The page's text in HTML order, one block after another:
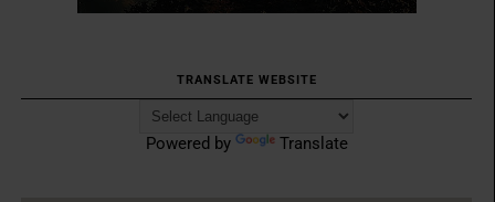
TRANSLATE WEBSITE
Powered by Translate